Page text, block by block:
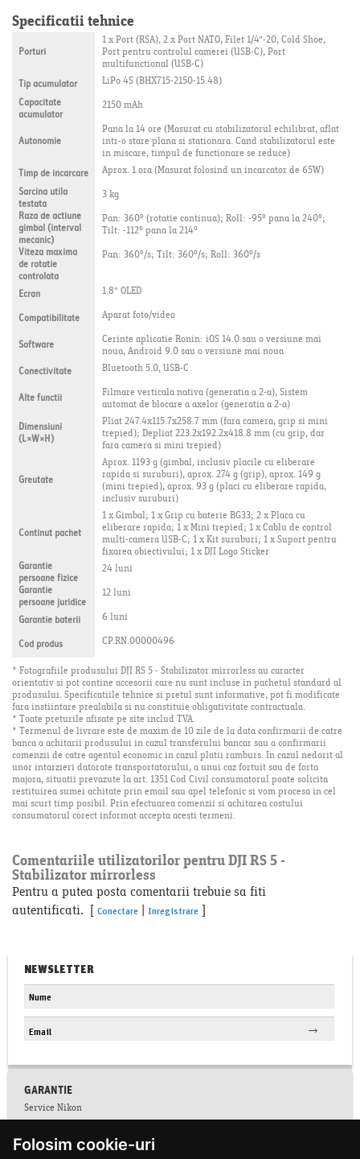
Folosim cookie-uri
Specificatii tehnice
Porturi
1 x Port (RSA), 2 x Port NATO, Filet 1/4"-20, Cold Shoe,
Port pentru controlul camerei (USB-C), Port
multifunctional (USB-C)
Tip acumulator LiPo 4S (BHX715-2150-15.48)
Capacitate
acumulator 2150 mAh
Autonomie
Pana la 14 ore (Masurat cu stabilizatorul echilibrat, aflat
intr-o stare plana si stationara. Cand stabilizatorul este
in miscare, timpul de functionare se reduce)
Timp de incarcare Aprox. 1 ora (Masurat folosind un incarcator de 65W)
Sarcina utila
testata 3 kg
Raza de actiune
gimbal (interval
mecanic)
Pan: 360° (rotatie continua); Roll: -95° pana la 240°;
Tilt: -112° pana la 214°
Viteza maxima
de rotatie
controlata
Pan: 360°/s; Tilt: 360°/s; Roll: 360°/s
Ecran 1.8" OLED
Compatibilitate Aparat foto/video
Software Cerinte aplicatie Ronin: iOS 14.0 sau o versiune mai
noua, Android 9.0 sau o versiune mai noua
Conectivitate Bluetooth 5.0, USB-C
Alte functii Filmare verticala nativa (generatia a 2-a), Sistem
automat de blocare a axelor (generatia a 2-a)
Dimensiuni
(L×W×H)
Pliat 247.4x115.7x258.7 mm (fara camera, grip si mini
trepied); Depliat 223.2x192.2x418.8 mm (cu grip, dar
fara camera si mini trepied)
Greutate
Aprox. 1193 g (gimbal, inclusiv placile cu eliberare
rapida si suruburi), aprox. 274 g (grip), aprox. 149 g
(mini trepied), aprox. 93 g (placi cu eliberare rapida,
inclusiv suruburi)
Continut pachet
1 x Gimbal; 1 x Grip cu baterie BG33; 2 x Placa cu
eliberare rapida; 1 x Mini trepied; 1 x Cablu de control
multi-camera USB-C; 1 x Kit suruburi; 1 x Suport pentru
fixarea obiectivului; 1 x DJI Logo Sticker
Garantie
persoane fizice 24 luni
Garantie
persoane juridice 12 luni
Garantie baterii 6 luni
Cod produs
CP.RN.00000496
* Fotografiile produsului DJI RS 5 - Stabilizator mirrorless au caracter
orientativ si pot contine accesorii care nu sunt incluse in pachetul standard al
produsului. Specificatiile tehnice si pretul sunt informative, pot fi modificate
fara instiintare prealabila si nu constituie obligativitate contractuala.
* Toate preturile afisate pe site includ TVA.
* Termenul de livrare este de maxim de 10 zile de la data confirmarii de catre
banca a achitarii produsului in cazul transferului bancar sau a confirmarii
comenzii de catre agentul economic in cazul platii ramburs. In cazul nedorit al
unor intarzieri datorate transportatorului, a unui caz fortuit sau de forta
majora, situatii prevazute la art. 1351 Cod Civil consumatorul poate solicita
restituirea sumei achitate prin email sau apel telefonic si vom procesa in cel
mai scurt timp posibil. Prin efectuarea comenzii si achitarea costului
consumatorul corect informat accepta acesti termeni.
Comentariile utilizatorilor pentru DJI RS 5 -
Stabilizator mirrorless
Pentru a putea posta comentarii trebuie sa fiti
autentificati. [ Conectare | Inregistrare ]
NEWSLETTER
GARANTIE
Service Nikon
Conditii service Nikon
Facebook